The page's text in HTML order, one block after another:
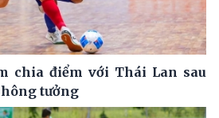
chia điểm với Thái Lan sau
tưởng